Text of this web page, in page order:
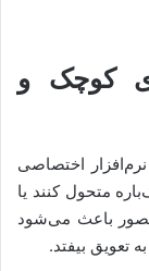
کوچک و
اختصاصی
متحول کنند یا
تصور باعث می‌شود
تعویق بیفتد.